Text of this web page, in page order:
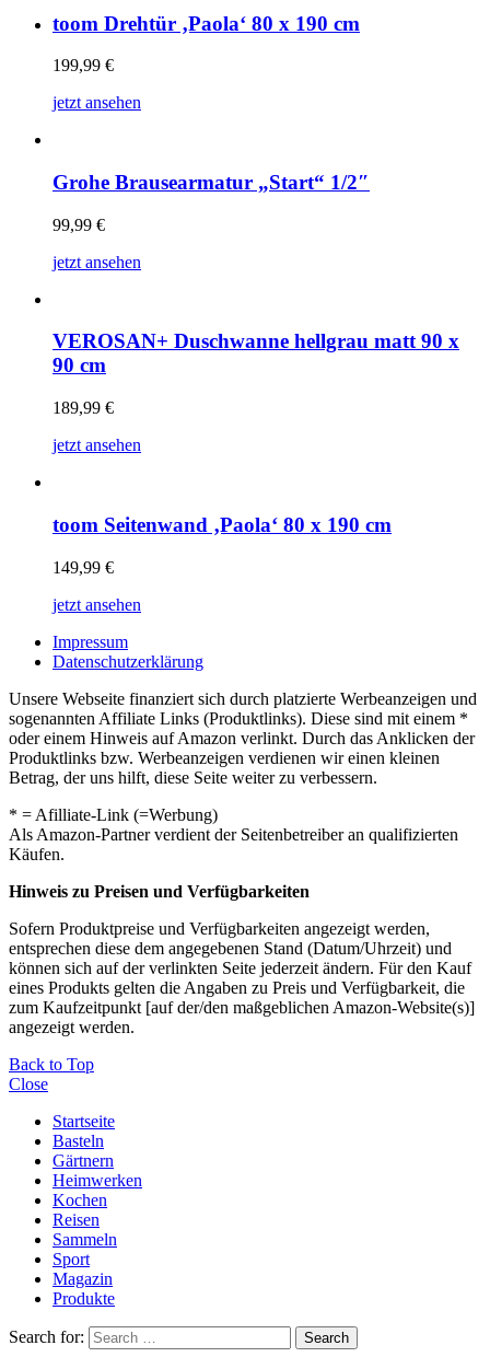
toom Drehtür ‚Paola‘ 80 x 190 cm
199,99 €
jetzt ansehen
Grohe Brausearmatur „Start“ 1/2″
99,99 €
jetzt ansehen
VEROSAN+ Duschwanne hellgrau matt 90 x
90 cm
189,99 €
jetzt ansehen
toom Seitenwand ‚Paola‘ 80 x 190 cm
149,99 €
jetzt ansehen
Impressum
Datenschutzerklärung
Unsere Webseite finanziert sich durch platzierte Werbeanzeigen und
sogenannten Affiliate Links (Produktlinks). Diese sind mit einem *
oder einem Hinweis auf Amazon verlinkt. Durch das Anklicken der
Produktlinks bzw. Werbeanzeigen verdienen wir einen kleinen
Betrag, der uns hilft, diese Seite weiter zu verbessern.
* = Afilliate-Link (=Werbung)
Als Amazon-Partner verdient der Seitenbetreiber an qualifizierten
Käufen.
Hinweis zu Preisen und Verfügbarkeiten
Sofern Produktpreise und Verfügbarkeiten angezeigt werden,
entsprechen diese dem angegebenen Stand (Datum/Uhrzeit) und
können sich auf der verlinkten Seite jederzeit ändern. Für den Kauf
eines Produkts gelten die Angaben zu Preis und Verfügbarkeit, die
zum Kaufzeitpunkt [auf der/den maßgeblichen Amazon-Website(s)]
angezeigt werden.
Back to Top
Close
Startseite
Basteln
Gärtnern
Heimwerken
Kochen
Reisen
Sammeln
Sport
Magazin
Produkte
Search for: Search